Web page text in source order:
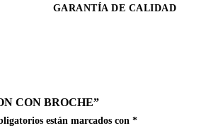
GARANTÍA DE CALIDAD
CON BROCHE”
están marcados con *